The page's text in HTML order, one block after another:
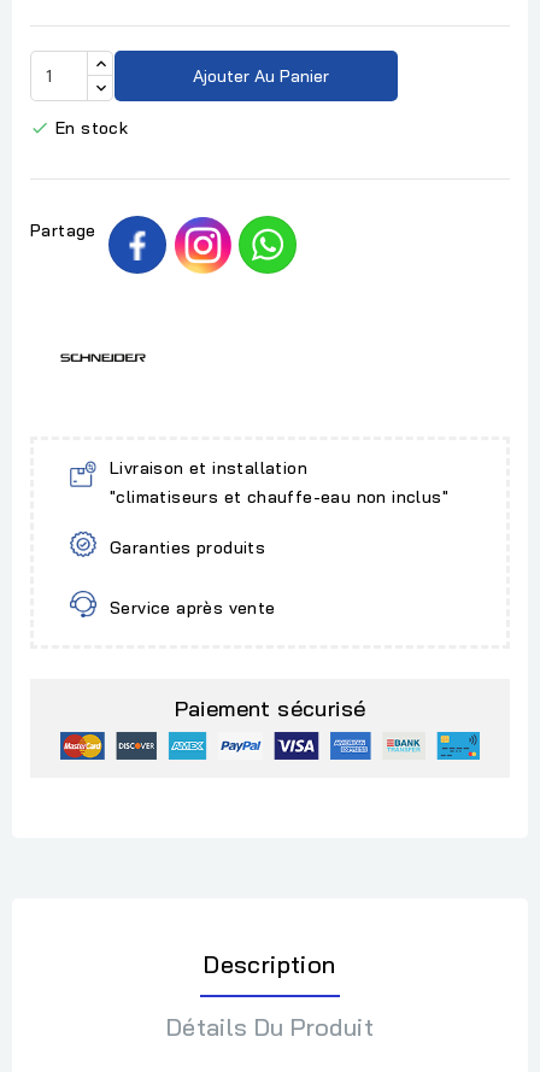
Ajouter Au Panier
 En stock
Partage
Livraison et installation
"climatiseurs et chauffe-eau non inclus"
Garanties produits
Service après vente
Paiement sécurisé
Description
Détails Du Produit